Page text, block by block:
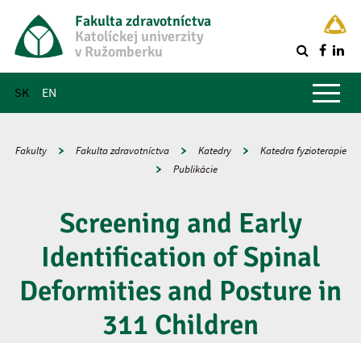
Fakulta zdravotníctva
Katolíckej univerzity
v Ružomberku
SK EN
Hlavné menu
Fakulty Fakulta zdravotníctva Katedry
Katedra fyzioterapie
Publikácie
Screening and Early
Identification of Spinal
Deformities and Posture in
311 Children